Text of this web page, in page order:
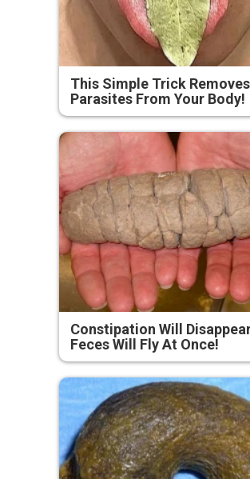
This Simple Trick Removes
Parasites From Your Body!
Constipation Will
Feces Will Fly At Once!